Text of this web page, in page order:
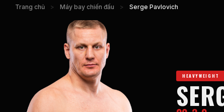
Trang chủ > Máy bay chiến đấu > Serge Pavlovich
HEAVYWEIGHT